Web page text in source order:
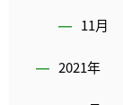
11月
2021年